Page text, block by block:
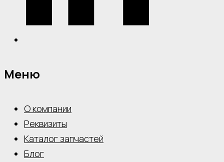
Меню
О компании
Реквизиты
Каталог запчастей
Блог